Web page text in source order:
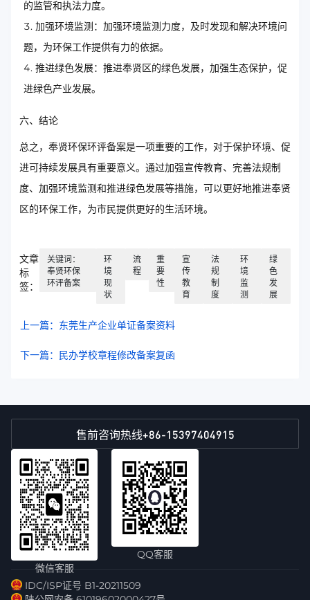
的监管和执法力度。
加强环境监测：加强环境监测力度，及时发现和解决环境问
题，为环保工作提供有力的依据。
推进绿色发展：推进奉贤区的绿色发展，加强生态保护，促
进绿色产业发展。
六、结论
总之，奉贤环保环评备案是一项重要的工作，对于保护环境、促
进可持续发展具有重要意义。通过加强宣传教育、完善法规制
度、加强环境监测和推进绿色发展等措施，可以更好地推进奉贤
区的环保工作，为市民提供更好的生活环境。
文章
标
签：
关键词：
奉贤环保
环评备案
环
境
现
状
流
程
重
要
性
宣
传
教
育
法
规
制
度
环
境
监
测
绿
色
发
展
上一篇：东莞生产企业单证备案资料
下一篇：民办学校章程修改备案复函
售前咨询热线+86-15397404915
微信客服
QQ客服
IDC/ISP证号 B1-20211509